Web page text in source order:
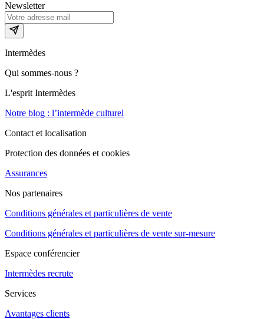
Newsletter
Intermèdes
Qui sommes-nous ?
L'esprit Intermèdes
Notre blog : l’intermède culturel
Contact et localisation
Protection des données et cookies
Assurances
Nos partenaires
Conditions générales et particulières de vente
Conditions générales et particulières de vente sur-mesure
Espace conférencier
Intermèdes recrute
Services
Avantages clients